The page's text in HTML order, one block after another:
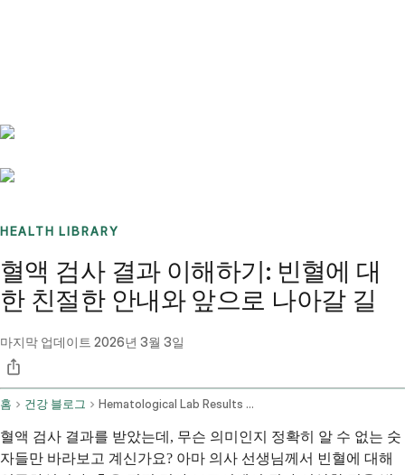
HEALTH LIBRARY
혈액 검사 결과 이해하기: 빈혈에 대
한 친절한 안내와 앞으로 나아갈 길
마지막 업데이트 2026년 3월 3일
홈 건강 블로그 Hematological Lab Results And Anemia Seeking Professional Input
혈액 검사 결과를 받았는데, 무슨 의미인지 정확히 알 수 없는 숫
자들만 바라보고 계신가요? 아마 의사 선생님께서 빈혈에 대해